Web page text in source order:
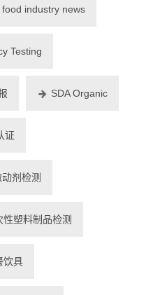
food industry news
Testing
SDA Organic
证
剂检测
性塑料制品检测
饮具